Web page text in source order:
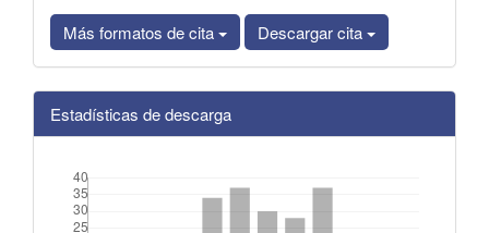
Más formatos de cita
Descargar cita
Estadísticas de descarga